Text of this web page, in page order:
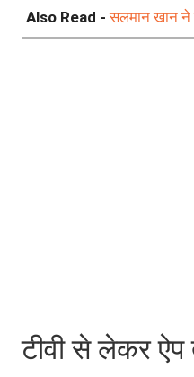
Also Read -सलमान खान ने
टीवी से लेकर